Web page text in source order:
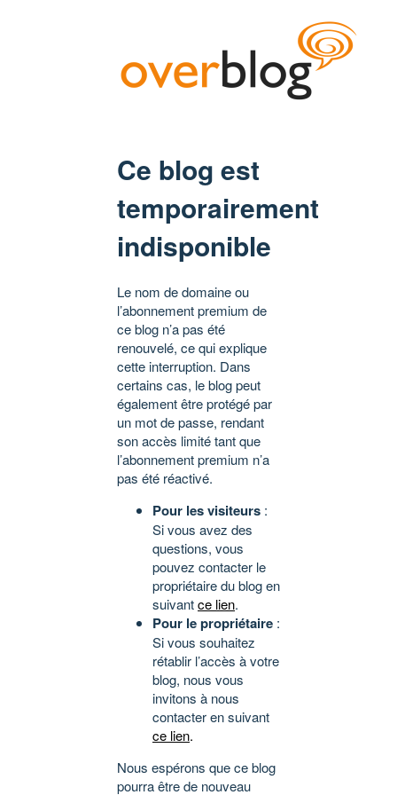
Ce blog est
temporairement
indisponible
Le nom de domaine ou
l’abonnement premium de
ce blog n’a pas été
renouvelé, ce qui explique
cette interruption. Dans
certains cas, le blog peut
également être protégé par
un mot de passe, rendant
son accès limité tant que
l’abonnement premium n’a
pas été réactivé.
Pour les visiteurs :
Si vous avez des
questions, vous
pouvez contacter le
propriétaire du blog en
suivantce lien.
Pour le propriétaire :
Si vous souhaitez
rétablir l’accès à votre
blog, nous vous
invitons à nous
contacter en suivant
ce lien.
Nous espérons que ce blog
pourra être de nouveau